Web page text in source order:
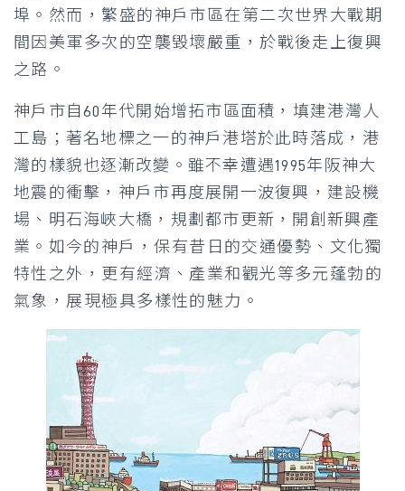
埠。然而，繁盛的神戶市區在第二次世界大戰期
間因美軍多次的空襲毀壞嚴重，於戰後走上復興
之路。
神戶市自60年代開始增拓市區面積，填建港灣人
工島；著名地標之一的神戶港塔於此時落成，港
灣的樣貌也逐漸改變。雖不幸遭遇1995年阪神大
地震的衝擊，神戶市再度展開一波復興，建設機
場、明石海峽大橋，規劃都市更新，開創新興產
業。 如今的神戶，保有昔日的交通優勢、文化獨
特性之外，更有經濟、產業和觀光等多元蓬勃的
氣象，展現極具多樣性的魅力。